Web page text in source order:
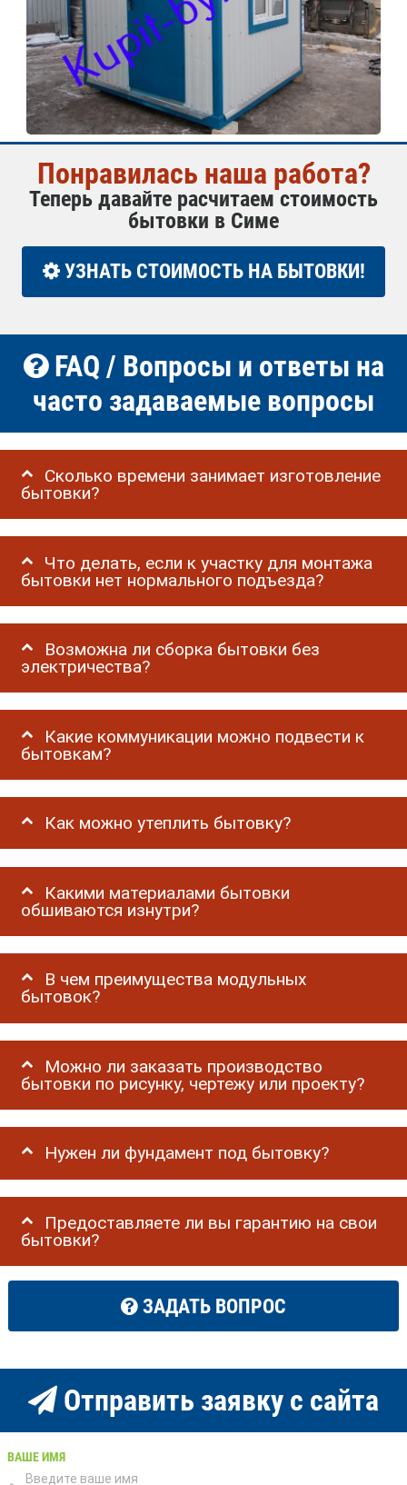
Понравилась наша работа?
Теперь давайте расчитаем стоимость
бытовки в Симе
УЗНАТЬ СТОИМОСТЬ НА БЫТОВКИ!
FAQ / Вопросы и ответы на
часто задаваемые вопросы
Сколько времени занимает изготовление
бытовки?
Что делать, если к участку для монтажа
бытовки нет нормального подъезда?
Возможна ли сборка бытовки без
электричества?
Какие коммуникации можно подвести к
бытовкам?
Как можно утеплить бытовку?
Какими материалами бытовки
обшиваются изнутри?
В чем преимущества модульных
бытовок?
Можно ли заказать производство
бытовки по рисунку, чертежу или проекту?
Нужен ли фундамент под бытовку?
Предоставляете ли вы гарантию на свои
бытовки?
ЗАДАТЬ ВОПРОС
Отправить заявку с сайта
ВАШЕ ИМЯ